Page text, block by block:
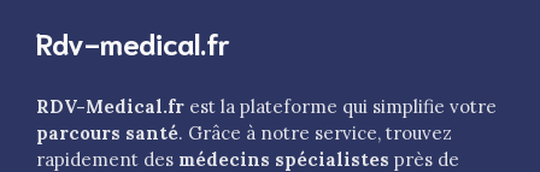
Rdv-medical.fr
RDV-Medical.fr est la plateforme qui simplifie votre
parcours santé. Grâce à notre service, trouvez
rapidement des médecins spécialistes près de